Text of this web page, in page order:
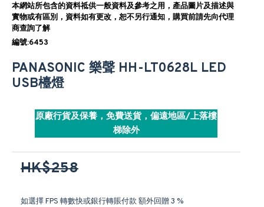
本網站所包含的資料祗供一般資料及參考之用，產品圖片及描述與
實物或有區別，資料如有更改，恕不另行通知，購買前請先向代理
商查詢了解
編號:6453
PANASONIC 樂聲 HH-LT0628L LED
USB檯燈
原廠行貨及保養，免費送貨，偏遠地區/上落樓
梯除外
HK$258
如選擇 FPS 轉數快或銀行轉賬付款 額外回贈 3 %